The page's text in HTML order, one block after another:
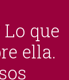
Lo que
ella.